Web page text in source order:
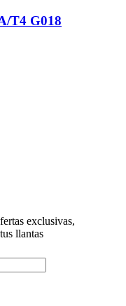
T4 G018
exclusivas,
llantas